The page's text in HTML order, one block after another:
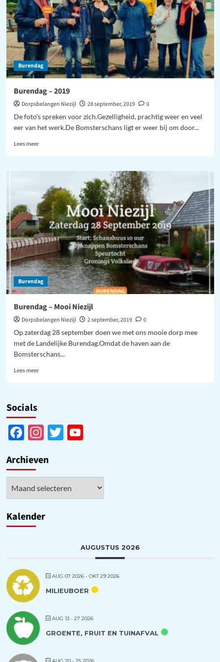
Burendag
Burendag – 2019
Dorpsbelangen Niezijl 28 september, 2019
0
De foto's spreken voor zich.Gezelligheid, prachtig weer en veel
eer van het werk.De Bomsterschans ligt er weer bij om door...
Lees meerLees
2019
Burendag
Burendag – Mooi Niezijl
Dorpsbelangen Niezijl 2 september, 2019
0
Op zaterdag 28 september doen we met ons mooie dorp mee
met de Landelijke Burendag.Omdat de haven aan de
Bomsterschans...
Lees meerLees
Niezijl
Socials
Facebook
Instagram
Twitter
YouTube
Archieven
Kalender
AUGUSTUS 2026
AUG 07 2026- OKT 29 2026
MILIEUBOER
AUG 13 - 27 2026
GROENTE, FRUIT EN TUINAFVAL